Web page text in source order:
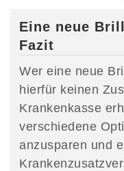
Eine neue
Fazit
Wer eine neue
hierfür keinen
Krankenkasse
verschiedene
anzusparen und